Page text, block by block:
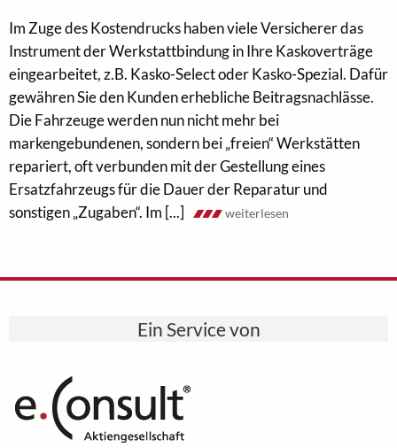
Im Zuge des Kostendrucks haben viele Versicherer das
Instrument der Werkstattbindung in Ihre Kaskoverträge
eingearbeitet, z.B. Kasko-Select oder Kasko-Spezial. Dafür
gewähren Sie den Kunden erhebliche Beitragsnachlässe.
Die Fahrzeuge werden nun nicht mehr bei
markengebundenen, sondern bei „freien“ Werkstätten
repariert, oft verbunden mit der Gestellung eines
Ersatzfahrzeugs für die Dauer der Reparatur und
sonstigen „Zugaben“. Im [...]
weiterlesen
Ein Service von